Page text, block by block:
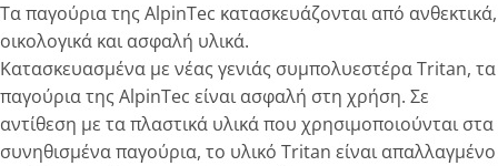
Τα παγούρια της AlpinTec κατασκευάζονται από ανθεκτικά,
οικολογικά και ασφαλή υλικά.
Κατασκευασμένα με νέας γενιάς συμπολυεστέρα Tritan, τα
παγούρια της AlpinTec είναι ασφαλή στη χρήση. Σε
αντίθεση με τα πλαστικά υλικά που χρησιμοποιούνται στα
συνηθισμένα παγούρια, το υλικό Τritan είναι απαλλαγμένο